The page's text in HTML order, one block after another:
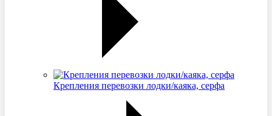
Крепления перевозки лодки/каяка, серфа